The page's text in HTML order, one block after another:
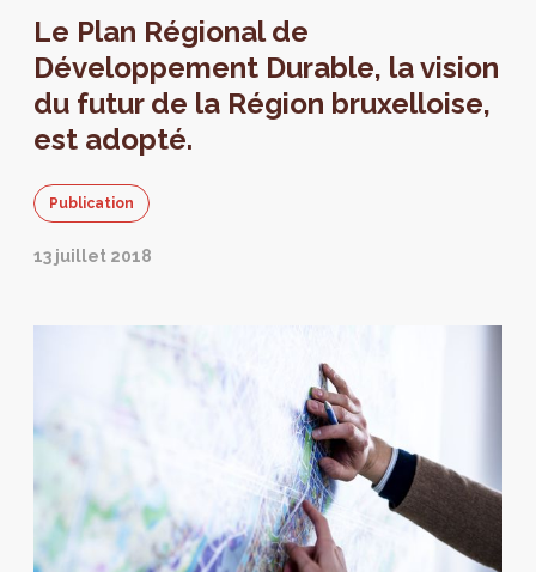
Le Plan Régional de
Développement Durable, la vision
du futur de la Région bruxelloise,
est adopté.
Publication
13 juillet 2018